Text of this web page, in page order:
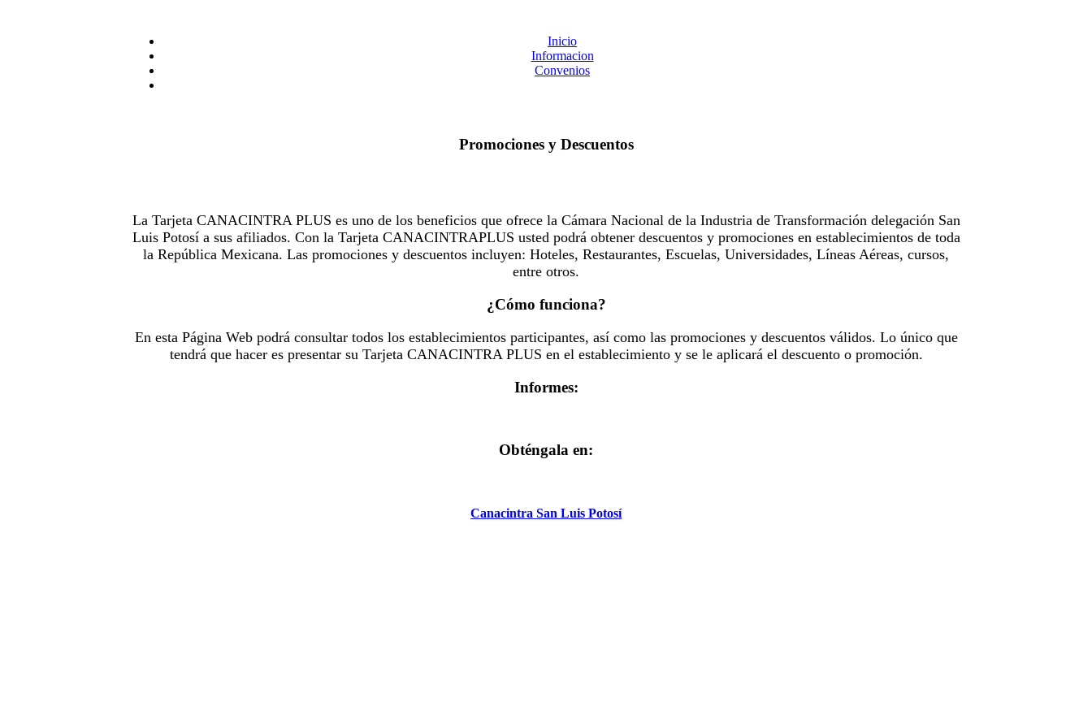
Inicio
Informacion
Convenios
Promociones y Descuentos
La Tarjeta CANACINTRA PLUS es uno de los beneficios que ofrece la Cámara Nacional de la Industria de Transformación delegación San
Luis Potosí a sus afiliados. Con la Tarjeta CANACINTRAPLUS usted podrá obtener descuentos y promociones en establecimientos de toda
la República Mexicana. Las promociones y descuentos incluyen: Hoteles, Restaurantes, Escuelas, Universidades, Líneas Aéreas, cursos,
entre otros.
¿Cómo funciona?
En esta Página Web podrá consultar todos los establecimientos participantes, así como las promociones y descuentos válidos. Lo único que
tendrá que hacer es presentar su Tarjeta CANACINTRA PLUS en el establecimiento y se le aplicará el descuento o promoción.
Informes:
Obténgala en:
Canacintra San Luis Potosí